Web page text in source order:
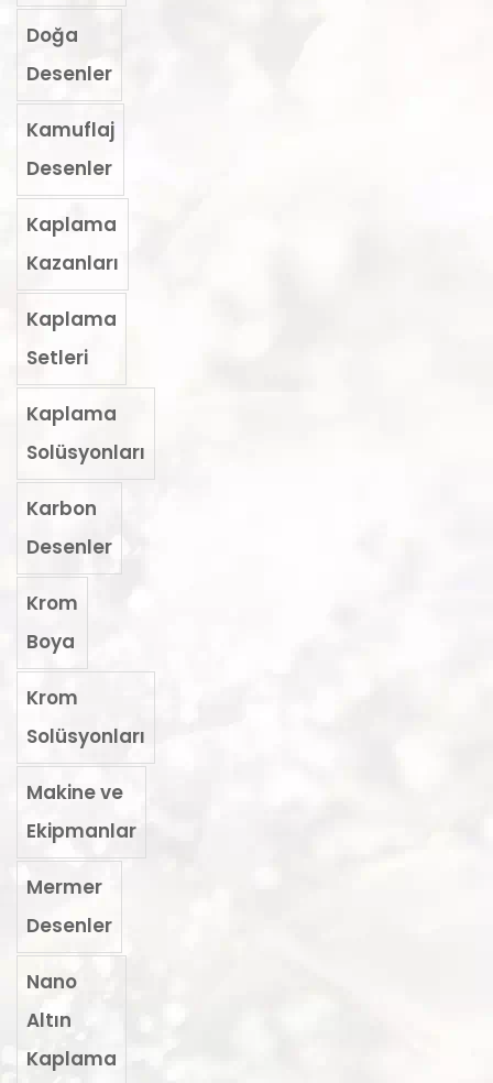
Doğa
Desenler
Kamuflaj
Desenler
Kaplama
Kazanları
Kaplama
Setleri
Kaplama
Solüsyonları
Karbon
Desenler
Krom
Boya
Krom
Solüsyonları
Makine ve
Ekipmanlar
Mermer
Desenler
Nano
Altın
Kaplama